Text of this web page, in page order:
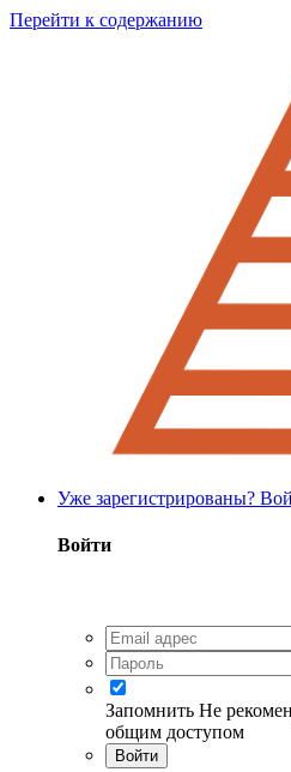
Перейти к содержанию
Уже зарегистрированы?
Войти
Запомнить Не
общим доступом
Войти